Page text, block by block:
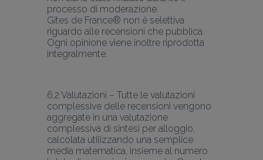
processo di moderazione.
Gîtes de France® non è selettiva
riguardo alle recensioni che pubblica.
Ogni opinione viene inoltre riprodotta
integralmente.
6.2 Valutazioni – Tutte le valutazioni
complessive delle recensioni vengono
aggregate in una valutazione
complessiva di sintesi per alloggio,
calcolata utilizzando una semplice
media matematica, insieme al numero